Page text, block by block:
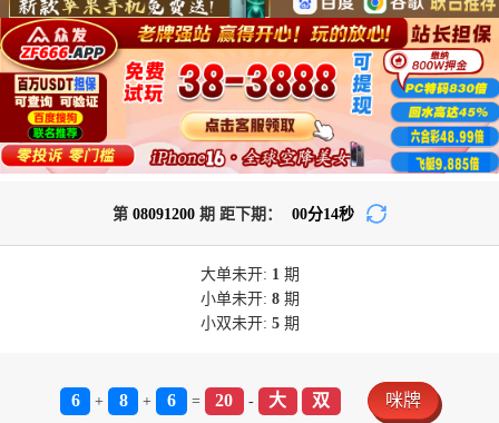
第 08091200 期 距下期： 00分13秒
大单未开: 1 期
小单未开: 8期
小双未开: 5期
6 + 8 + 6 = 20 - 大 双 咪牌